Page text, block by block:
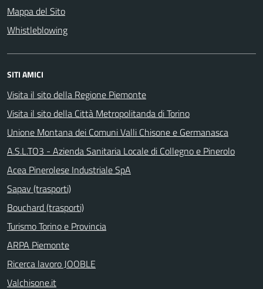
Mappa del Sito
Whistleblowing
SITI AMICI
Visita il sito della Regione Piemonte
Visita il sito della Città Metropolitanda di Torino
Unione Montana dei Comuni Valli Chisone e Germanasca
A.S.L.TO3 - Azienda Sanitaria Locale di Collegno e Pinerolo
Acea Pinerolese Industriale SpA
Sapav (trasporti)
Bouchard (trasporti)
Turismo Torino e Provincia
ARPA Piemonte
Ricerca lavoro JOOBLE
Valchisone.it